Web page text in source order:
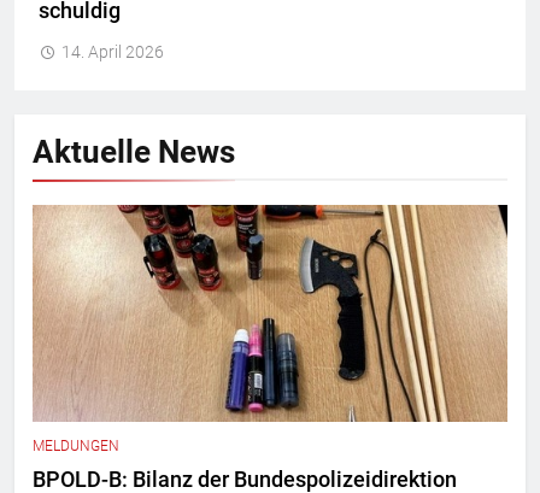
schuldig
14. April 2026
Aktuelle News
MELDUNGEN
BPOLD-B: Bilanz der Bundespolizeidirektion